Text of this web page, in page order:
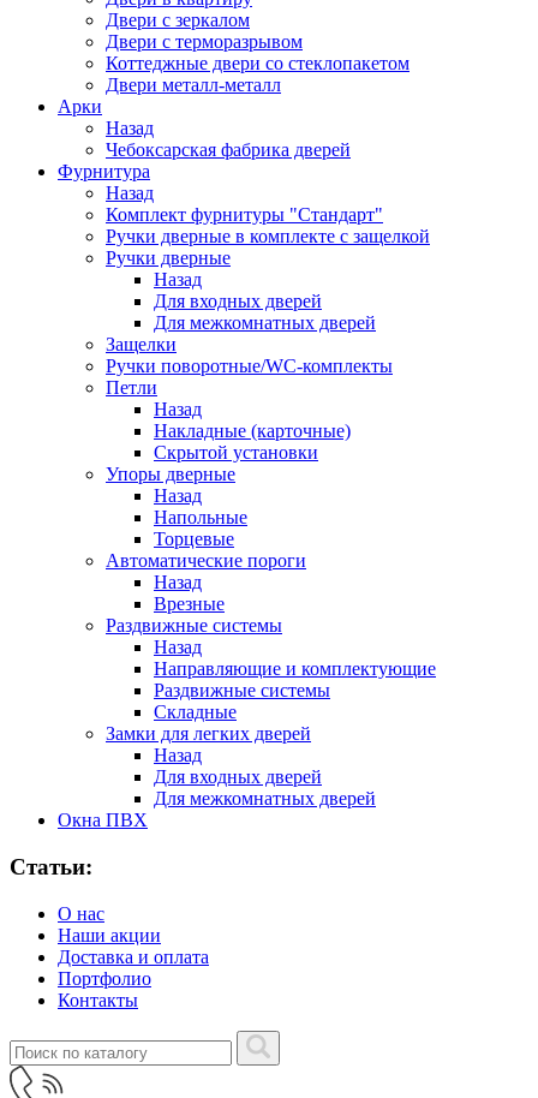
Двери с зеркалом
Двери с терморазрывом
Коттеджные двери со стеклопакетом
Двери металл-металл
Арки
Назад
Чебоксарская фабрика дверей
Фурнитура
Назад
Комплект фурнитуры "Стандарт"
Ручки дверные в комплекте с защелкой
Ручки дверные
Назад
Для входных дверей
Для межкомнатных дверей
Защелки
Ручки поворотные/WC-комплекты
Петли
Назад
Накладные (карточные)
Скрытой установки
Упоры дверные
Назад
Напольные
Торцевые
Автоматические пороги
Назад
Врезные
Раздвижные системы
Назад
Направляющие и комплектующие
Раздвижные системы
Складные
Замки для легких дверей
Назад
Для входных дверей
Для межкомнатных дверей
Окна ПВХ
Статьи:
О нас
Наши акции
Доставка и оплата
Портфолио
Контакты